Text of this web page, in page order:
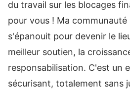
du travail sur les blocages
pour vous ! Ma
s'épanouit pour devenir le
meilleur soutien, la
responsabilisation. C'est un
sécurisant, totalement sans